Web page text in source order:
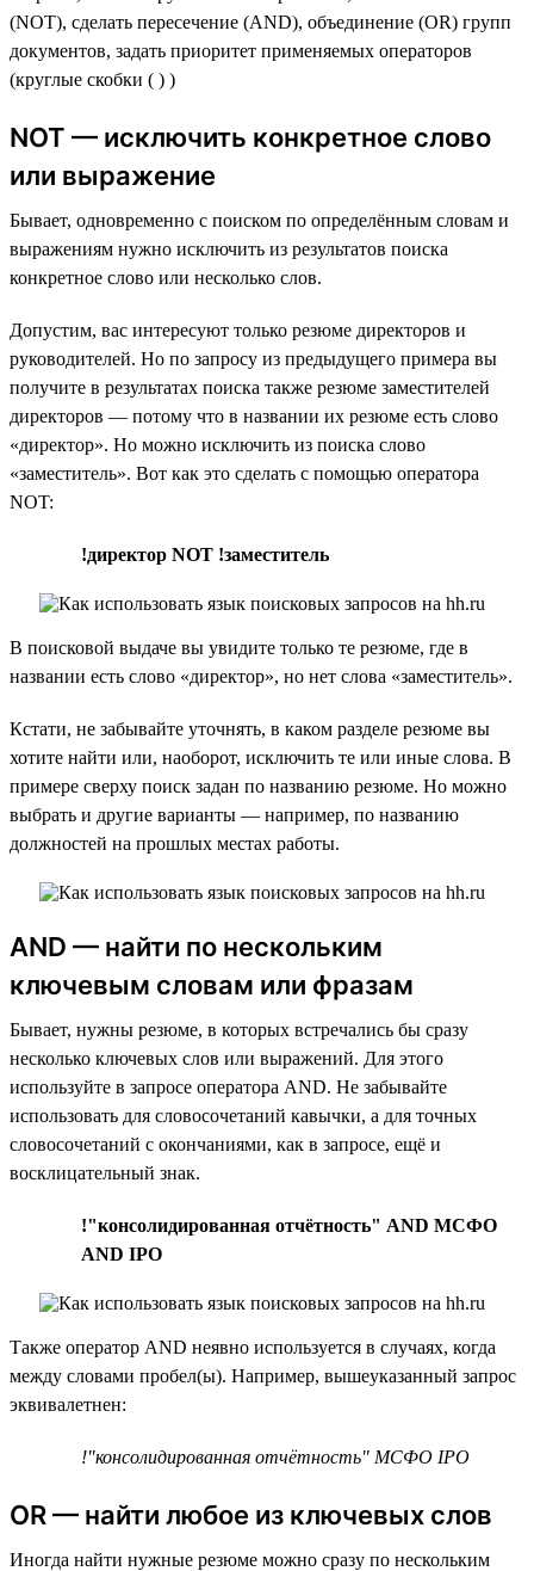
(NOT), сделать пересечение (AND), объединение (OR) групп
документов, задать приоритет применяемых операторов
(круглые скобки ( ) )
NOT — исключить конкретное слово
или выражение
Бывает, одновременно с поиском по определённым словам и
выражениям нужно исключить из результатов поиска
конкретное слово или несколько слов.
Допустим, вас интересуют только резюме директоров и
руководителей. Но по запросу из предыдущего примера вы
получите в результатах поиска также резюме заместителей
директоров — потому что в названии их резюме есть слово
«директор». Но можно исключить из поиска слово
«заместитель». Вот как это сделать с помощью оператора
NOT:
!директор NOT !заместитель
В поисковой выдаче вы увидите только те резюме, где в
названии есть слово «директор», но нет слова «заместитель».
Кстати, не забывайте уточнять, в каком разделе резюме вы
хотите найти или, наоборот, исключить те или иные слова. В
примере сверху поиск задан по названию резюме. Но можно
выбрать и другие варианты — например, по названию
должностей на прошлых местах работы.
AND — найти по нескольким
ключевым словам или фразам
Бывает, нужны резюме, в которых встречались бы сразу
несколько ключевых слов или выражений. Для этого
используйте в запросе оператора AND. Не забывайте
использовать для словосочетаний кавычки, а для точных
словосочетаний с окончаниями, как в запросе, ещё и
восклицательный знак.
!"консолидированная отчётность" AND МСФО
AND IPO
Также оператор AND неявно используется в случаях, когда
между словами пробел(ы). Например, вышеуказанный запрос
эквивалетнен:
!"консолидированная отчётность" МСФО IPO
OR — найти любое из ключевых слов
Иногда найти нужные резюме можно сразу по нескольким